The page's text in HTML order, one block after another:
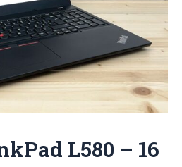
L580 – 16